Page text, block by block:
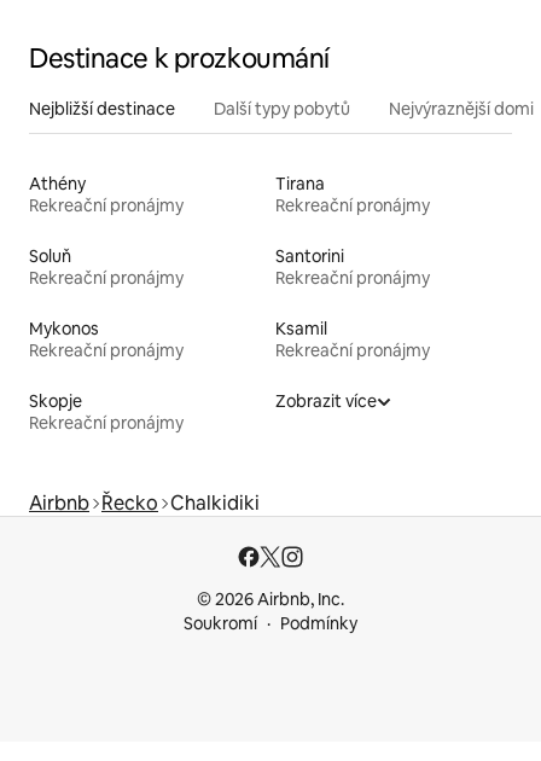
Destinace k prozkoumání
Nejbližší destinace Další typy pobytů Nejvýraznější
Athény
Rekreační pronájmy
Tirana
Rekreační pronájmy
Soluň
Rekreační pronájmy
Santorini
Rekreační pronájmy
Mykonos
Rekreační pronájmy
Ksamil
Rekreační pronájmy
Skopje
Rekreační pronájmy
Zobrazit více
Airbnb Řecko Chalkidiki
© 2026 Airbnb, Inc.
Soukromí
Podmínky